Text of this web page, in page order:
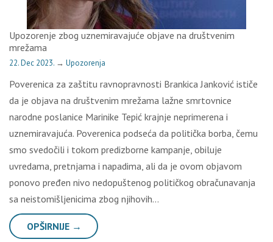
Upozorenje zbog uznemiravajuće objave na društvenim
mrežama
22. Dec 2023. → Upozorenja
Poverenica za zaštitu ravnopravnosti Brankica Janković ističe
da je objava na društvenim mrežama lažne smrtovnice
narodne poslanice Marinike Tepić krajnje neprimerena i
uznemiravajuća. Poverenica podseća da politička borba, čemu
smo svedočili i tokom predizborne kampanje, obiluje
uvredama, pretnjama i napadima, ali da je ovom objavom
ponovo pređen nivo nedopuštenog političkog obračunavanja
sa neistomišljenicima zbog njihovih…
OPŠIRNIJE →